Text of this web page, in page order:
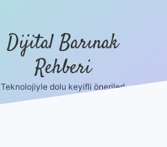
Dijital Barınak
Rehberi
Teknolojiyle dolu keyifli öneriler!